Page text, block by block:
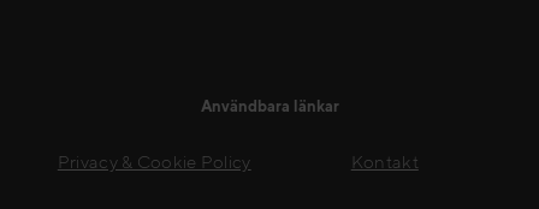
Användbara länkar
Privacy & Cookie Policy Kontakt